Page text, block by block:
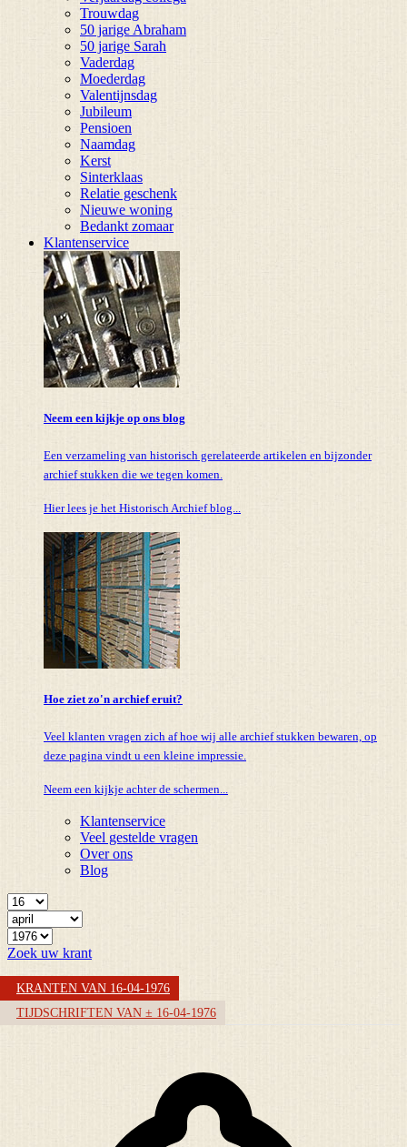
Trouwdag
50 jarige Abraham
50 jarige Sarah
Vaderdag
Moederdag
Valentijnsdag
Jubileum
Pensioen
Naamdag
Kerst
Sinterklaas
Relatie geschenk
Nieuwe woning
Bedankt zomaar
Klantenservice
Neem een kijkje op ons blog
Een verzameling van historisch gerelateerde artikelen en bijzonder
archief stukken die we tegen komen.
Hier lees je het Historisch Archief blog...
Hoe ziet zo'n archief eruit?
Veel klanten vragen zich af hoe wij alle archief stukken bewaren, op
deze pagina vindt u een kleine impressie.
Neem een kijkje achter de schermen...
Klantenservice
Veel gestelde vragen
Over ons
Blog
Zoek uw krant
KRANTEN VAN 16-04-1976
TIJDSCHRIFTEN VAN ± 16-04-1976